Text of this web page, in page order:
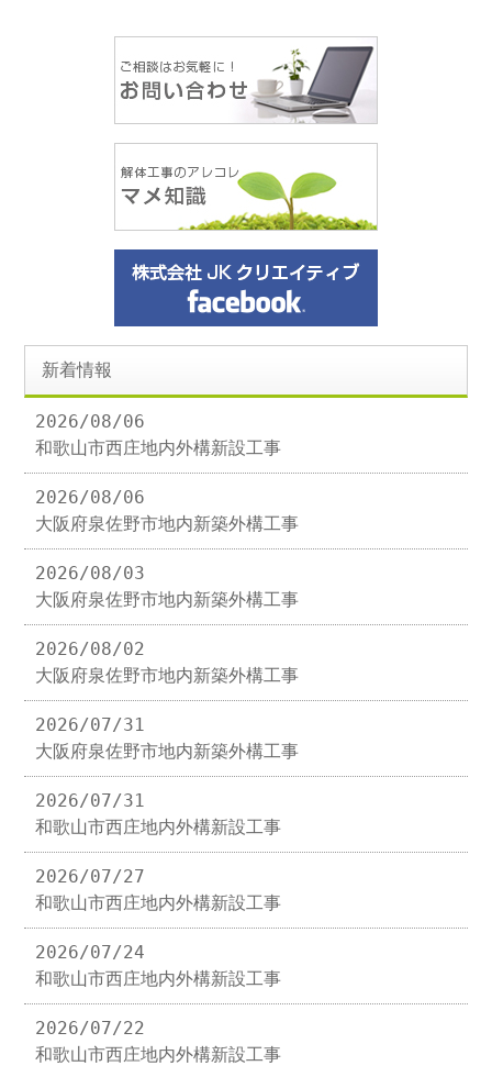
新着情報
2026/08/06
和歌山市西庄地内外構新設工事
2026/08/06
大阪府泉佐野市地内新築外構工事
2026/08/03
大阪府泉佐野市地内新築外構工事
2026/08/02
大阪府泉佐野市地内新築外構工事
2026/07/31
大阪府泉佐野市地内新築外構工事
2026/07/31
和歌山市西庄地内外構新設工事
2026/07/27
和歌山市西庄地内外構新設工事
2026/07/24
和歌山市西庄地内外構新設工事
2026/07/22
和歌山市西庄地内外構新設工事